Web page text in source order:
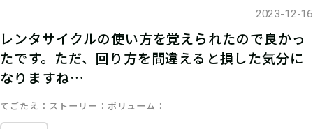
2023-12-16
レンタサイクルの使い方を覚えられたので良かっ
たです。ただ、回り方を間違えると損した気分に
なりますね…
てごたえ ストーリー ボリューム